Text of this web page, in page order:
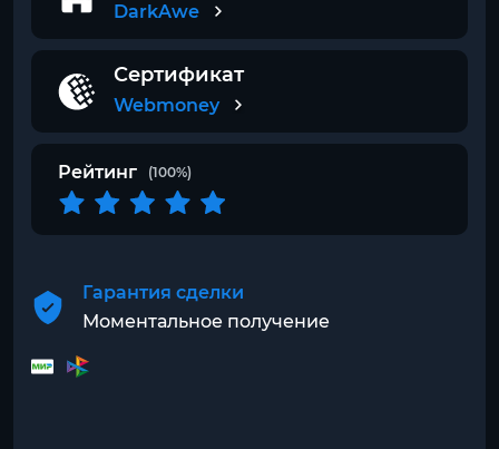
DarkAwe
Сертификат
Webmoney
Рейтинг (100%)
Гарантия сделки
Моментальное получение